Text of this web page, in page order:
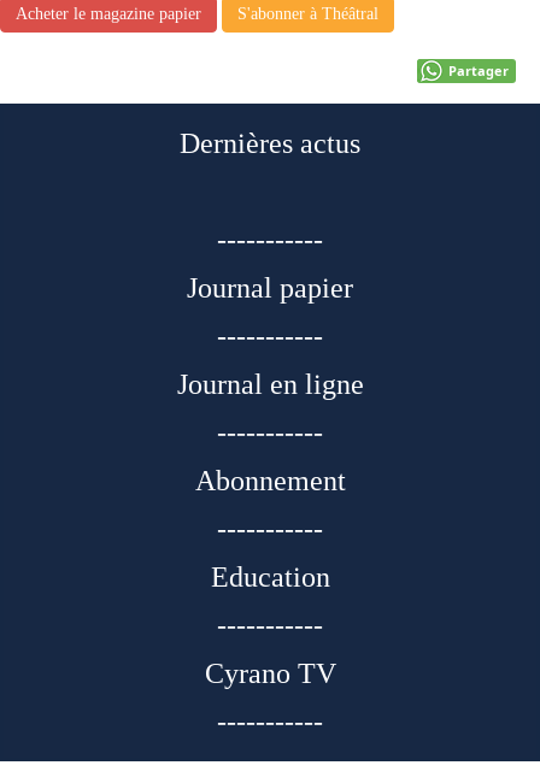
Acheter le magazine papier S'abonner à Théâtral
Partager
Dernières actus
-----------
Journal papier
-----------
Journal en ligne
-----------
Abonnement
-----------
Education
-----------
Cyrano TV
-----------